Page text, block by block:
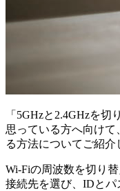
「5GHzと2.4GHzを
思っている方へ向けて
る方法についてご紹介
Wi-Fiの周波数を切り
接続先を選び、IDと